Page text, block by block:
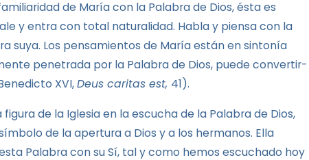
de María con la Palabrade Dios, ésta es
y entra con total naturalidad. Habla y piensa con la
suya. Los pensamientos de María están en sintonía
penetrada por la Palabrade Dios, puede convertir-
XVI,Deus caritas est, 41).
figura de la Iglesiaen la escucha de la Palabrade Dios,
de la apertura a Dios y a los hermanos. Ella
Palabra con su Sí, tal y como hemos escuchado hoy